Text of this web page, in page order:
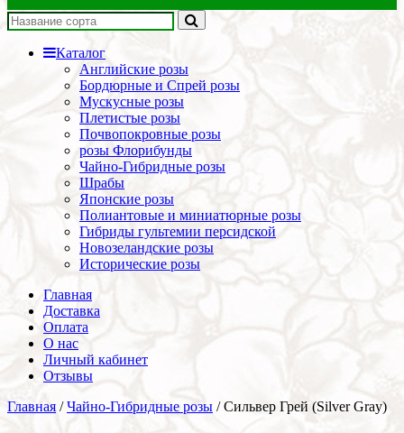
Каталог
Английские розы
Бордюрные и Спрей розы
Мускусные розы
Плетистые розы
Почвопокровные розы
розы Флорибунды
Чайно-Гибридные розы
Шрабы
Японские розы
Полиантовые и миниатюрные розы
Гибриды гультемии персидской
Новозеландские розы
Исторические розы
Главная
Доставка
Оплата
О нас
Личный кабинет
Отзывы
Главная /Чайно-Гибридные розы / Сильвер Грей (Silver Gray)